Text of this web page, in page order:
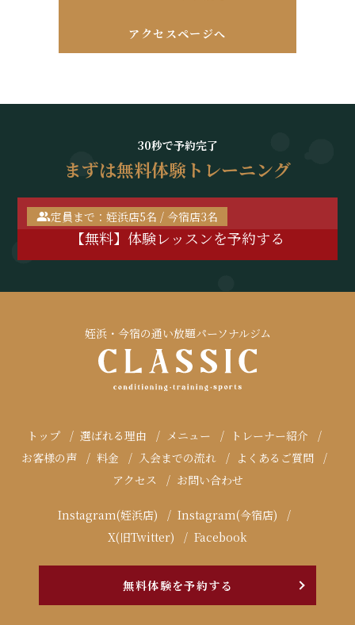
アクセスページへ
30秒で予約完了
まずは無料体験トレーニング
定員まで：姪浜店5名 / 今宿店3名
【無料】体験レッスンを予約する
姪浜・今宿の通い放題パーソナルジム
トップ 選ばれる理由 メニュー
トレーナー紹介
お客様の声
料金 入会までの流れ
よくあるご質問
アクセス
お問い合わせ
Instagram(姪浜店)
Instagram(今宿店)
X(旧Twitter)
Facebook
無料体験を予約する